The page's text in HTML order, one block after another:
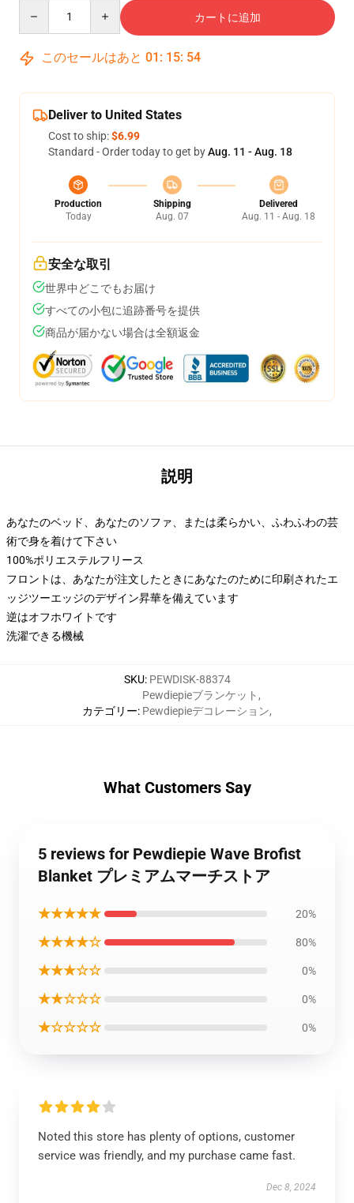
カートに追加
このセールはあと 01 : 15: 53
Deliver to United States
Cost to ship:$6.99
Standard - Order today to get byAug. 11 - Aug. 18
Production
Today
Shipping
Aug. 07
Delivered
Aug. 11 - Aug. 18
安全な取引
世界中どこでもお届け
すべての小包に追跡番号を提供
商品が届かない場合は全額返金
説明
あなたのベッド、あなたのソファ、または柔らかい、ふわふわの芸
術で身を着けて下さい
100%ポリエステルフリース
フロントは、あなたが注文したときにあなたのために印刷されたエ
ッジツーエッジのデザイン昇華を備えています
逆はオフホワイトです
洗濯できる機械
SKU: PEWDISK-88374
カテゴリー:
Pewdiepieブランケット ,
Pewdiepieデコレーション,
What Customers Say
5 reviews for Pewdiepie Wave Brofist
Blanket プレミアムマーチストア
★★★★★ 20%
★★★★☆ 80%
★★★☆☆ 0%
★★☆☆☆ 0%
★☆☆☆☆ 0%
Noted this store has plenty of options, customer
service was friendly, and my purchase came fast.
Dec 8, 2024